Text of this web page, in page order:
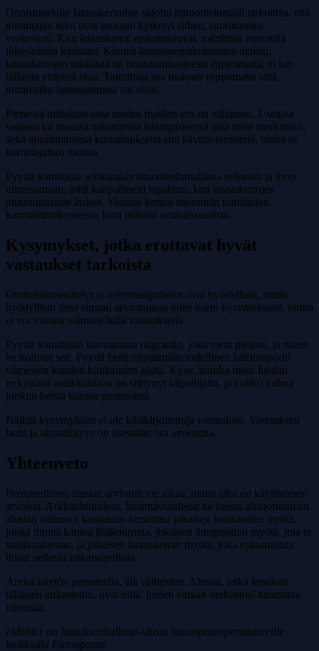
Onnistuneisiin latauskertoihin sidottu hinnoittelumalli tarkoittaa, että
toimittajan tulot ovat suoraan kytketyt siihen, suoriutuuko
verkostosi. Kun latauskerrat epäonnistuvat, toimittaja menettää
liikevaihtoa kanssasi. Kiinteä latausasemakohtainen maksu,
latauskertojen määrästä tai onnistumisasteesta riippumatta, ei luo
tällaista yhteistä etua. Toimittaja saa maksun riippumatta siitä,
toimivatko latausasemasi vai eivät.
Pienessä mittakaavassa näiden mallien ero on vähäinen. Useassa
sadassa tai useassa tuhannessa latauspisteessä siitä tulee merkittävä,
sekä absoluuttisena kustannuksena että käyttäytymisenä, jonka se
toimittajaltasi tuottaa.
Pyydä toimittajia selittämään hinnoittelumallinsa selkeästi ja kysy
nimenomaan, mitä kaupallisesti tapahtuu, kun latauskertojen
onnistumisaste laskee. Vastaus kertoo enemmän toimittajan
kannustinrakenteesta kuin mikään ominaisuuslista.
Kysymykset, jotka erottavat hyvät
vastaukset tarkoista
Ominaisuusesittelyt ja referenssipuhelut ovat hyödyllisiä, mutta
hyödyllisin tieto alustan arvioinnissa tulee usein kysymyksistä, joihin
ei voi vastata valmistellulla vastauksella.
Pyydä toimittajaa kuvaamaan migraatio, joka meni pieleen, ja miten
he hoitivat sen. Pyydä heitä näyttämään todellinen häiriöraportti
viimeisen kuuden kuukauden ajalta. Kysy, kuinka moni heidän
nykyisistä asiakkaistaan on siirtynyt kilpailijalta, ja voitko puhua
jonkun heistä kanssa prosessista.
Näihin kysymyksiin ei ole käsikirjoitettuja vastauksia. Vastauksen
laatu ja täsmällisyys on itsessään osa arviointia.
Yhteenveto
Perusteellinen alustan arviointi vie aikaa, mutta aika on käyttämisen
arvoista. Arkkitehtuurissa, luotettavuudessa tai tuessa alisuoriutuvan
alustan valinnan kustannus kertautuu jokaisen kuukauden myötä,
jonka tiimisi kantaa lisäkuormaa, jokaisen integraation myötä, jota ei
voida rakentaa, ja jokaisen latauskerran myötä, joka epäonnistuu
ilman selkeää ratkaisupolkua.
Arvioi näytön perusteella, älä väitteiden. Alustat, jotka kestävät
tällaisen tarkastelun, ovat niitä, joiden varaan verkostosi kannattaa
rakentaa.
eMabler on latauksenhallinta-alusta latauspisteoperaattoreille
kaikkialla Euroopassa.